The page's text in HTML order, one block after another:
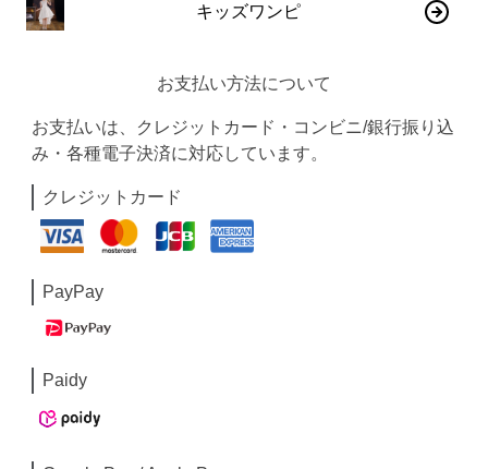
キッズワンピ
お支払い方法について
お支払いは、クレジットカード・コンビニ/銀行振り込
み・各種電子決済に対応しています。
クレジットカード
PayPay
Paidy